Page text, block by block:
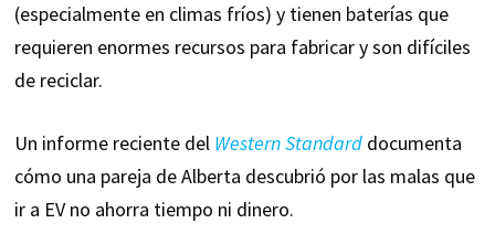
(especialmente en climas fríos) y tienen baterías que
requieren enormes recursos para fabricar y son difíciles
de reciclar.
Un informe reciente del Western Standarddocumenta
cómo una pareja de Alberta descubrió por las malas que
ir a EV no ahorra tiempo ni dinero.